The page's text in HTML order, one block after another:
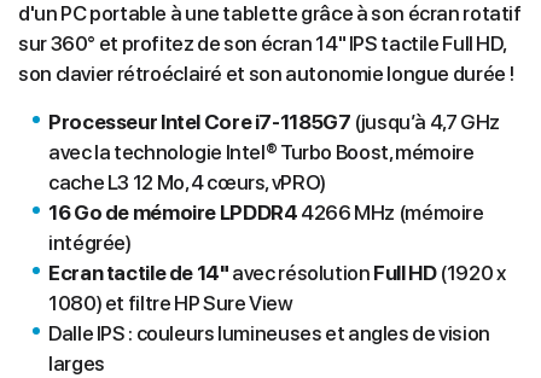
d'un PC portable à une tablette grâce à son écran rotatif
sur 360° et profitez de son écran 14" IPS tactile Full HD,
son clavier rétroéclairé et son autonomie longue durée !
Processeur Intel Core i7-1185G7 (jusqu’à 4,7 GHz
avec la technologie Intel® Turbo Boost, mémoire
cache L3 12 Mo, 4 cœurs, vPRO)
16 Go de mémoire LPDDR4 4266 MHz (mémoire
intégrée)
Ecran tactile de 14" avec résolution Full HD (1920 x
1080) et filtre HP Sure View
Dalle IPS : couleurs lumineuses et angles de vision
larges